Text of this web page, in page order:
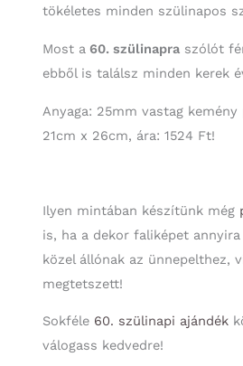
tökéletes minden szülinapos
Most a60. szülinapraszólót
ebből is találsz minden kerek
Anyaga: 25mm vastag kemény
21cm x 26cm, ára: 1524 Ft!
Ilyen mintában készítünk még
is, ha a dekor faliképet
közel állónak az ünnepelthez,
megtetszett!
Sokféle 60. szülinapi ajándék
válogass kedvedre!